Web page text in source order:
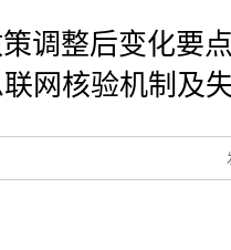
调整后变化要
网核验机制及